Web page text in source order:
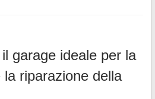
garage ideale per la
riparazione della